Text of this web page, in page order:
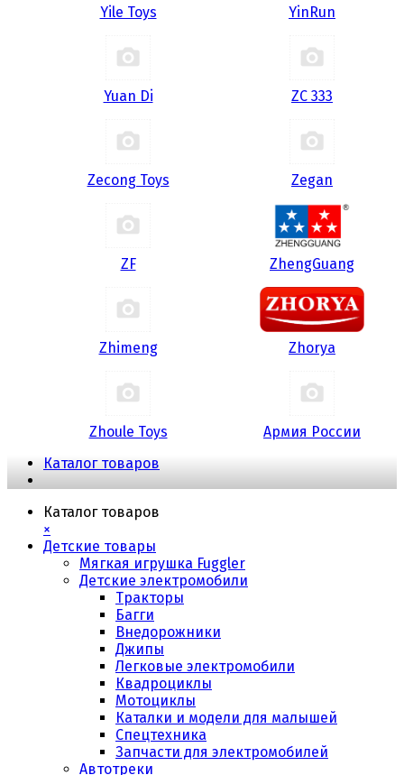
Yile Toys YinRun
Yuan Di ZC 333
Zecong Toys Zegan
ZF ZhengGuang
Zhimeng Zhorya
Zhoule Toys
Армия России
Каталог товаров
Каталог товаров
×
Детские товары
Мягкая игрушка Fuggler
Детские электромобили
Тракторы
Багги
Внедорожники
Джипы
Легковые электромобили
Квадроциклы
Мотоциклы
Каталки и модели для малышей
Спецтехника
Запчасти для электромобилей
Автотреки